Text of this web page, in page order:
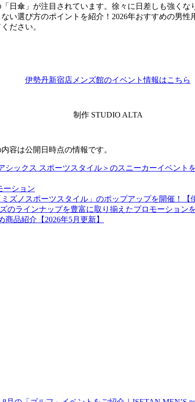
日傘」が注目されています。徐々に日差しも強く
い選び方のポイントを紹介！2026年おすすめの男
ださい。
伊勢丹新宿店メンズ館のイベント情報はこちら
制作 STUDIO ALTA
容は公開日時点の情報です。